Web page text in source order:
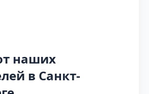
наших
в Санкт-